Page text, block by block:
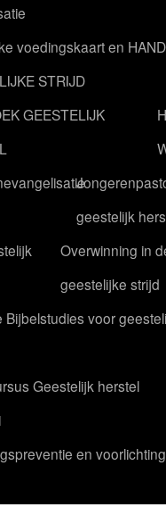
voedingskaart en
STRIJD
GEESTELIJK
geestelijk
Overwinning in
geestelijke strijd
Bijbelstudies voor
Geestelijk herstel
en voorlichting